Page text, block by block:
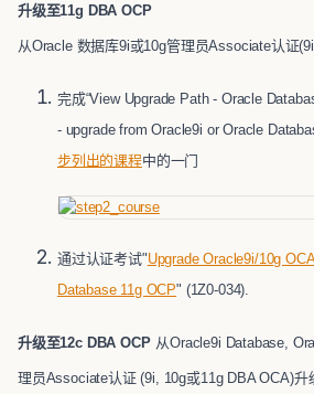
升级至11g DBA OCP
从Oracle 数据库9i或10g管理员Associate认证
完成“View Upgrade Path - Oracle
- upgrade from Oracle9i or Oracle
步列出的课程中的一门
通过认证考试"Upgrade Oracle9i/10g
Database 11g OCP" (1Z0-034).
升级至12c DBA OCP 从Oracle9i Database,
理员Associate认证 (9i, 10g或11g DBA OCA)升